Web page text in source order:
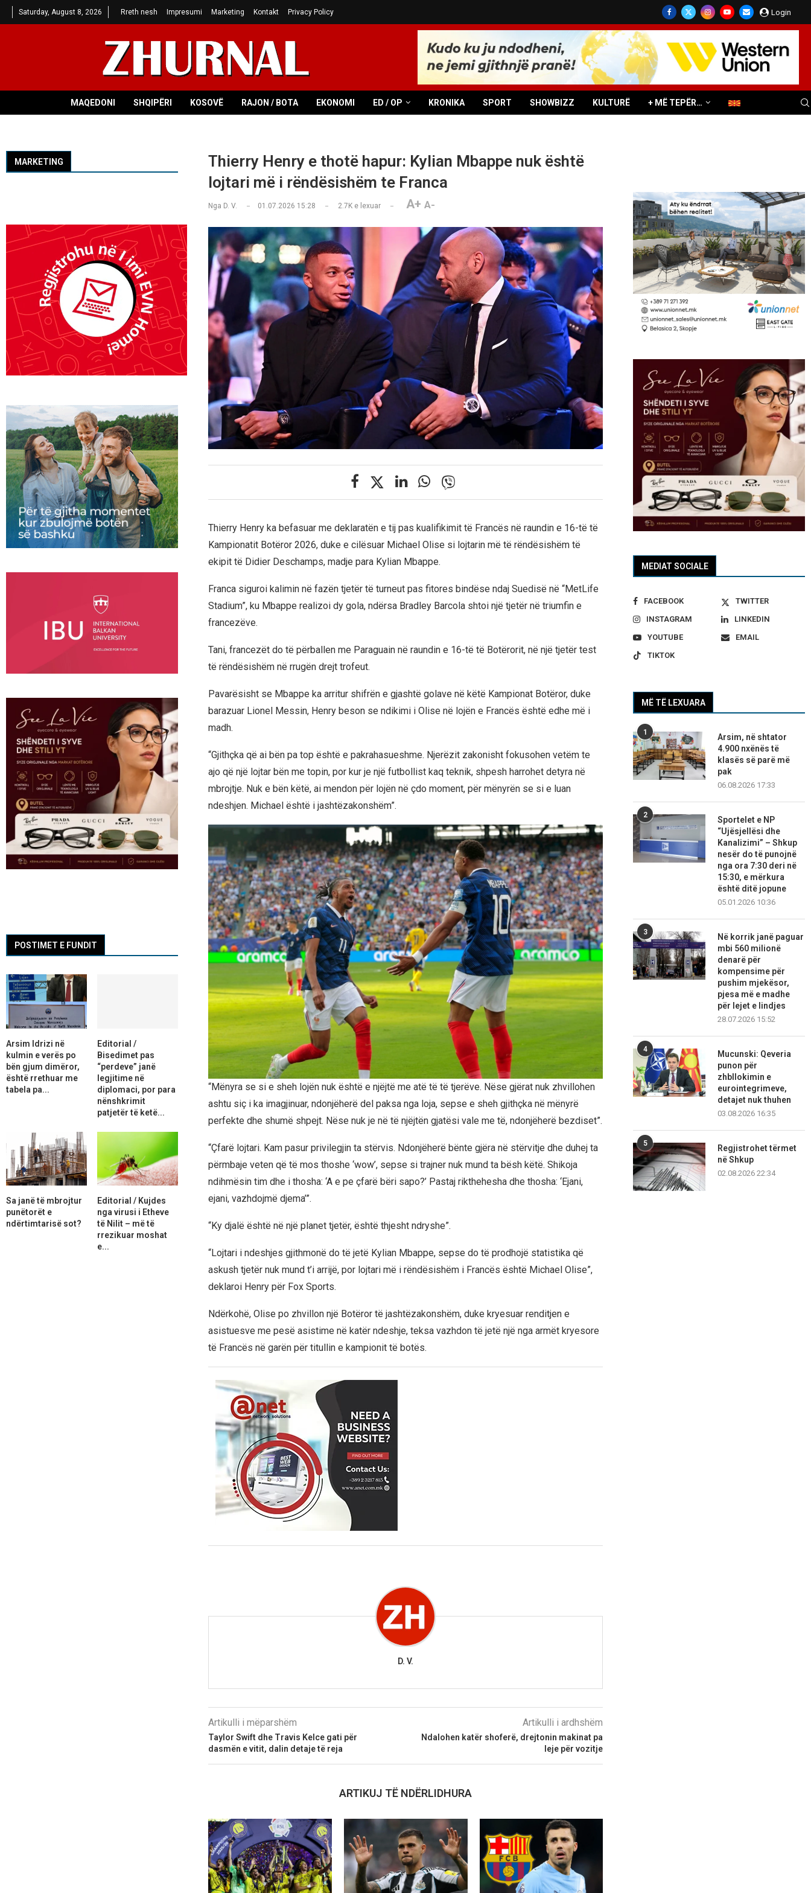
Saturday, August 8, 2026 Rreth nesh Impresumi Marketing Kontakt Privacy Policy Login
MAQEDONI SHQIPËRI KOSOVË RAJON / BOTA EKONOMI ED / OP KRONIKA SPORT SHOWBIZZ KULTURË + MË TEPËR…
Thierry Henry e thotë hapur: Kylian Mbappe nuk është
lojtari më i rëndësishëm te Franca
Nga D. V. 01.07.2026 15:28 2.7Ke lexuar A+ A-
Thierry Henry ka befasuar me deklaratën e tij pas kualifikimit të Francës në raundin e 16-të të
Kampionatit Botëror 2026, duke e cilësuar Michael Olise si lojtarin më të rëndësishëm të
ekipit të Didier Deschamps, madje para Kylian Mbappe.
Franca siguroi kalimin në fazën tjetër të turneut pas fitores bindëse ndaj Suedisë në “MetLife
Stadium”, ku Mbappe realizoi dy gola, ndërsa Bradley Barcola shtoi një tjetër në triumfin e
francezëve.
Tani, francezët do të përballen me Paraguain në raundin e 16-të të Botërorit, në një tjetër test
të rëndësishëm në rrugën drejt trofeut.
Pavarësisht se Mbappe ka arritur shifrën e gjashtë golave në këtë Kampionat Botëror, duke
barazuar Lionel Messin, Henry beson se ndikimi i Olise në lojën e Francës është edhe më i
madh.
“Gjithçka që ai bën pa top është e pakrahasueshme. Njerëzit zakonisht fokusohen vetëm te
ajo që një lojtar bën me topin, por kur je një futbollist kaq teknik, shpesh harrohet detyra në
mbrojtje. Nuk e bën këtë, ai mendon për lojën në çdo moment, për mënyrën se si e luan
ndeshjen. Michael është i jashtëzakonshëm”.
“Mënyra se si e sheh lojën nuk është e njëjtë me atë të të tjerëve. Nëse gjërat nuk zhvillohen
ashtu siç i ka imagjinuar, ndonjëherë del paksa nga loja, sepse e sheh gjithçka në mënyrë
perfekte dhe shumë shpejt. Nëse nuk je në të njëjtën gjatësi vale me të, ndonjëherë bezdiset”.
“Çfarë lojtari. Kam pasur privilegjin ta stërvis. Ndonjëherë bënte gjëra në stërvitje dhe duhej ta
përmbaje veten që të mos thoshe ‘wow’, sepse si trajner nuk mund ta bësh këtë. Shikoja
ndihmësin tim dhe i thosha: ‘A e pe çfarë bëri sapo?’ Pastaj rikthehesha dhe thosha: ‘Ejani,
ejani, vazhdojmë djema’”.
“Ky djalë është në një planet tjetër, është thjesht ndryshe”.
“Lojtari i ndeshjes gjithmonë do të jetë Kylian Mbappe, sepse do të prodhojë statistika që
askush tjetër nuk mund t’i arrijë, por lojtari më i rëndësishëm i Francës është Michael Olise”,
deklaroi Henry për Fox Sports.
Ndërkohë, Olise po zhvillon një Botëror të jashtëzakonshëm, duke kryesuar renditjen e
asistuesve me pesë asistime në katër ndeshje, teksa vazhdon të jetë një nga armët kryesore
të Francës në garën për titullin e kampionit të botës.
D. V.
Artikulli i mëparshëm
Taylor Swift dhe Travis Kelce gati për
dasmën e vitit, dalin detaje të reja
Artikulli i ardhshëm
Ndalohen katër shoferë, drejtonin makinat pa
leje për vozitje
ARTIKUJ TË NDËRLIDHURA
MEDIAT SOCIALE
FACEBOOK
TWITTER
INSTAGRAM
LINKEDIN
YOUTUBE
EMAIL
TIKTOK
MË TË LEXUARA
1
Arsim, në shtator
4.900 nxënës të
klasës së parë më
pak
06.08.2026 17:33
2
Sportelet e NP
“Ujësjellësi dhe
Kanalizimi” – Shkup
nesër do të punojnë
nga ora 7:30 deri në
15:30, e mërkura
është ditë jopune
05.01.2026 10:36
3
Në korrik janë paguar
mbi 560 milionë
denarë për
kompensime për
pushim mjekësor,
pjesa më e madhe
për lejet e lindjes
28.07.2026 15:52
4
Mucunski: Qeveria
punon për
zhbllokimin e
eurointegrimeve,
detajet nuk thuhen
03.08.2026 16:35
5
Regjistrohet tërmet
në Shkup
02.08.2026 22:34
MARKETING
POSTIMET E FUNDIT
Arsim Idrizi në
kulmin e verës po
bën gjum dimëror,
është rrethuar me
tabela pa...
Editorial /
Bisedimet pas
“perdeve” janë
legjitime në
diplomaci, por para
nënshkrimit
patjetër të ketë...
Sa janë të mbrojtur
punëtorët e
ndërtimtarisë sot?
Editorial / Kujdes
nga virusi i Etheve
të Nilit – më të
rrezikuar moshat
e...